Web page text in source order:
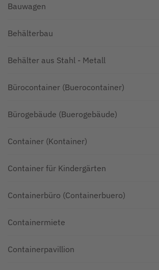
Bauwagen
Behälterbau
Behälter aus Stahl - Metall
Bürocontainer (Buerocontainer)
Bürogebäude (Buerogebäude)
Container (Kontainer)
Container für Kindergärten
Containerbüro (Containerbuero)
Containermiete
Containerpavillion